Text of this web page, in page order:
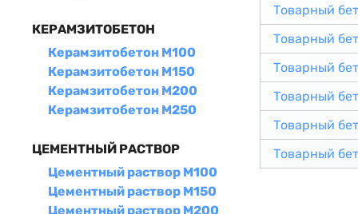
КЕРАМЗИТОБЕТОН
Керамзитобетон М100
Керамзитобетон М150
Керамзитобетон М200
Керамзитобетон М250
ЦЕМЕНТНЫЙ РАСТВОР
Цементный раствор М100
Цементный раствор М150
Цементный раствор М200
Товарный
Товарный
Товарный
Товарный
Товарный
Товарный